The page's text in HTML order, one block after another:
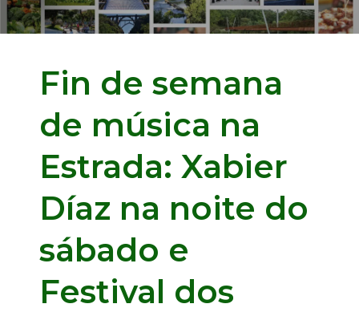
Fin de semana
de música na
Estrada: Xabier
Díaz na noite do
sábado e
Festival dos